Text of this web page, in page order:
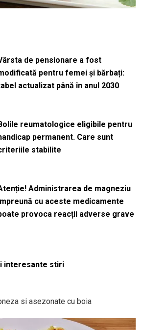
de pensionare a fost
pentru femei și bărbați:
actualizat până în anul 2030
reumatologice eligibile pentru
permanent. Care sunt
stabilite
Administrarea de magneziu
cu aceste medicamente
provoca reacții adverse grave
interesante stiri
si asezonate cu boia